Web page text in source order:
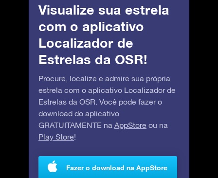
Visualize sua estrela
com o aplicativo
Localizador de
Estrelas da OSR!
Procure, localize e admire sua própria
estrela com o aplicativo Localizador de
Estrelas da OSR. Você pode fazer o
download do aplicativo
GRATUITAMENTE na AppStore ou na
Play Store!
Fazer o download na AppStore